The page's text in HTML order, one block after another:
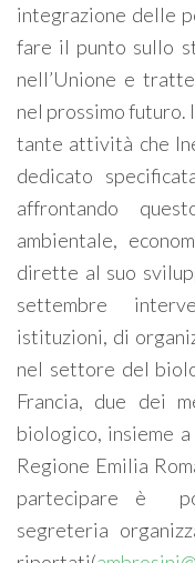
integrazione delle
fare il punto sullo
nell’Unione e
nel prossimo futuro.
tante attività che
dedicato
affrontando
ambientale,
dirette al suo
settembre
istituzioni, di
nel settore del
Francia, due dei
biologico, insieme
Regione Emilia
partecipare è
segreteria